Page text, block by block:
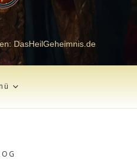
DasHeilGeheimnis.de